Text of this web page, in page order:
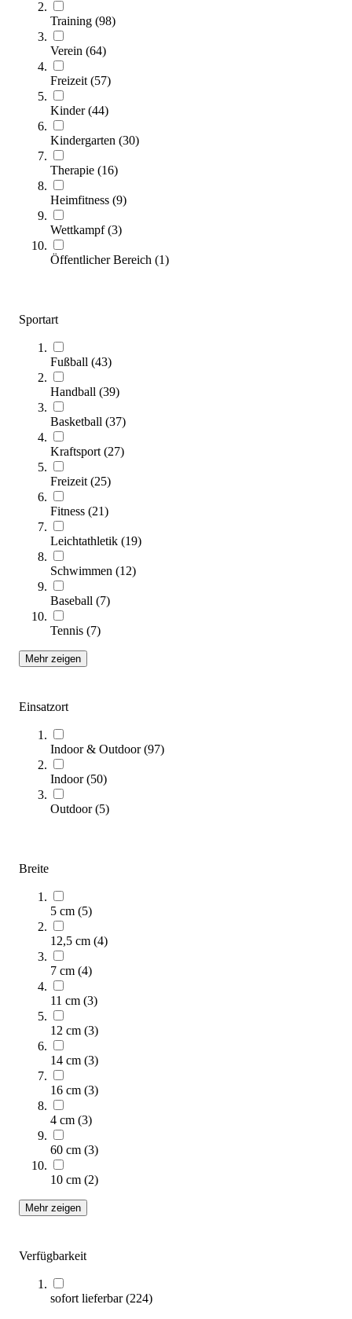
Training (98)
Verein (64)
Freizeit (57)
Kinder(44)
Kindergarten (30)
Therapie (16)
Heimfitness (9)
Wettkampf(3)
Öffentlicher Bereich (1)
Sportart
Fußball (43)
Handball (39)
Basketball (37)
Kraftsport (27)
Freizeit (25)
Fitness (21)
Leichtathletik (19)
Schwimmen (12)
Baseball (7)
Tennis (7)
Mehr zeigen
Einsatzort
Indoor & Outdoor(97)
Indoor(50)
Outdoor(5)
Breite
5 cm (5)
12,5 cm (4)
7 cm (4)
11 cm (3)
12 cm (3)
14 cm (3)
16 cm (3)
4 cm (3)
60 cm (3)
10 cm (2)
Mehr zeigen
Verfügbarkeit
sofort lieferbar(224)
tanga sports® Langhantelstange 700 LB
169,00 €
Zum Produkt
Sofort lieferbar
189,00 €
Zum Produkt
Sofort lieferbar
tanga sports® BodyTraining SET
169,00 €
Zum Produkt
Sofort lieferbar
tanga sports® Klimmzugstange PRO
Solange der Vorrat reicht
tanga sports® Soft-Plyobox 3 in 1
239,00 €
Zum Produkt
Sofort lieferbar
tanga sports® Schaumstoff-Bowling-Set
109,95 €